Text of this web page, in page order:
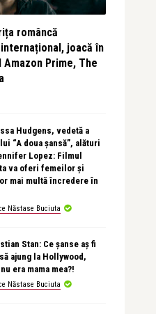
româncă
joacă în
Amazon Prime, The
Hudgens, vedetă a
“A doua șansă”, alături
Lopez: Filmul
va oferi femeilor și
mai multă încredere în
Năstase Buciuta
Stan: Ce șanse aș fi
ajung la Hollywood,
era mama mea?!
Năstase Buciuta